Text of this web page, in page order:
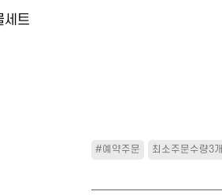
세트
#예약주문 최소주문수량3개